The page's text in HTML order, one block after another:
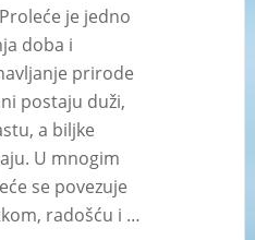
je jedno
doba i
prirode
postaju duži,
a biljke
U mnogim
se povezuje
radošću i …